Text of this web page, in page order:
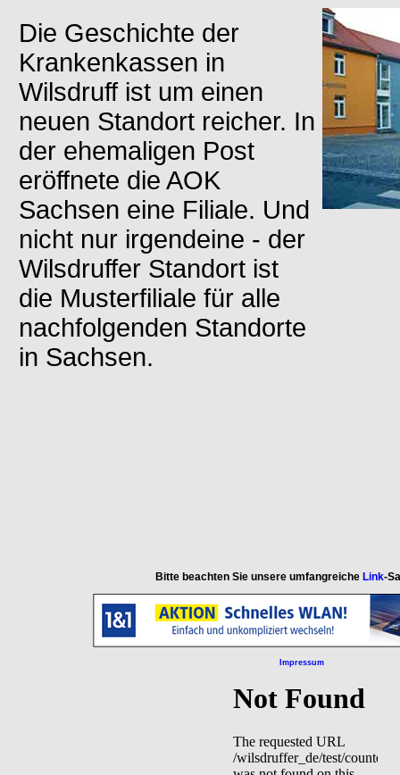
Die Geschichte der
Krankenkassen in
Wilsdruff ist um einen
neuen Standort reicher. In
der ehemaligen Post
eröffnete die AOK
Sachsen eine Filiale. Und
nicht nur irgendeine - der
Wilsdruffer Standort ist
die Musterfiliale für alle
nachfolgenden Standorte
in Sachsen.
Bitte beachten Sie unsere umfangreiche Link-
Impressum